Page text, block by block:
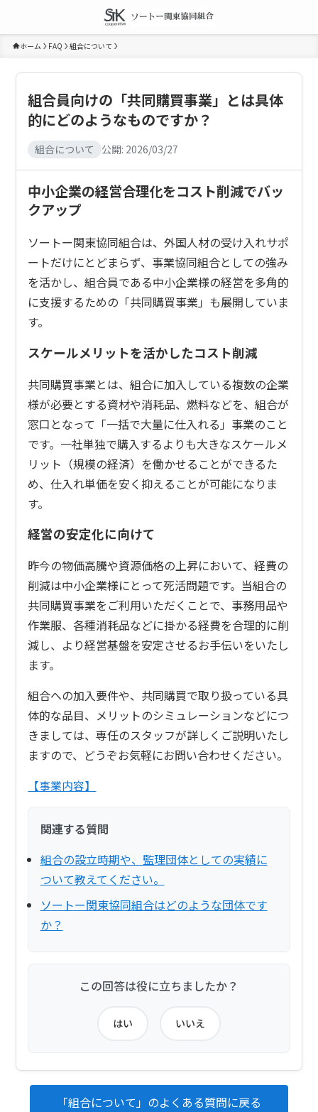
ホーム FAQ 組合について
組合員向けの「共同購買事業」とは具体
的にどのようなものですか？
組合について 公開: 2026/03/27
中小企業の経営合理化をコスト削減でバッ
クアップ
ソートー関東協同組合は、外国人材の受け入れサポ
ートだけにとどまらず、事業協同組合としての強み
を活かし、組合員である中小企業様の経営を多角的
に支援するための「共同購買事業」も展開していま
す。
スケールメリットを活かしたコスト削減
共同購買事業とは、組合に加入している複数の企業
様が必要とする資材や消耗品、燃料などを、組合が
窓口となって「一括で大量に仕入れる」事業のこと
です。一社単独で購入するよりも大きなスケールメ
リット（規模の経済）を働かせることができるた
め、仕入れ単価を安く抑えることが可能になりま
す。
経営の安定化に向けて
昨今の物価高騰や資源価格の上昇において、経費の
削減は中小企業様にとって死活問題です。当組合の
共同購買事業をご利用いただくことで、事務用品や
作業服、各種消耗品などに掛かる経費を合理的に削
減し、より経営基盤を安定させるお手伝いをいたし
ます。
組合への加入要件や、共同購買で取り扱っている具
体的な品目、メリットのシミュレーションなどにつ
きましては、専任のスタッフが詳しくご説明いたし
ますので、どうぞお気軽にお問い合わせください。
【事業内容】
関連する質問
組合の設立時期や、監理団体としての実績に
ついて教えてください。
ソートー関東協同組合はどのような団体です
か？
この回答は役に立ちましたか？
はい いいえ
「組合について」のよくある質問に戻る